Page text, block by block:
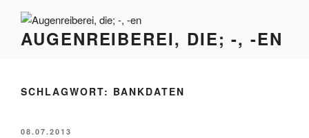
Inhalt
springen
AUGENREIBEREI, DIE; -, -EN
SCHLAGWORT: BANKDATEN
VERÖFFENTLICHT
08.07.2013